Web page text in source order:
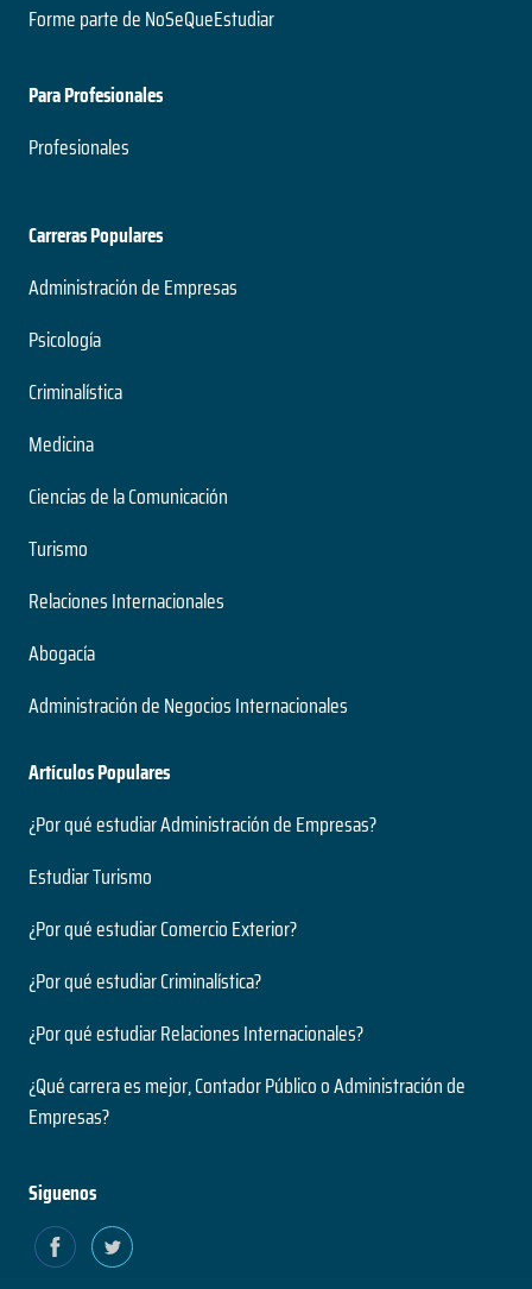
Forme parte de NoSeQueEstudiar
Para Profesionales
Profesionales
Carreras Populares
Administración de Empresas
Psicología
Criminalística
Medicina
Ciencias de la Comunicación
Turismo
Relaciones Internacionales
Abogacía
Administración de Negocios Internacionales
Artículos Populares
¿Por qué estudiar Administración de Empresas?
Estudiar Turismo
¿Por qué estudiar Comercio Exterior?
¿Por qué estudiar Criminalística?
¿Por qué estudiar Relaciones Internacionales?
¿Qué carrera es mejor, Contador Público o Administración de
Empresas?
Siguenos